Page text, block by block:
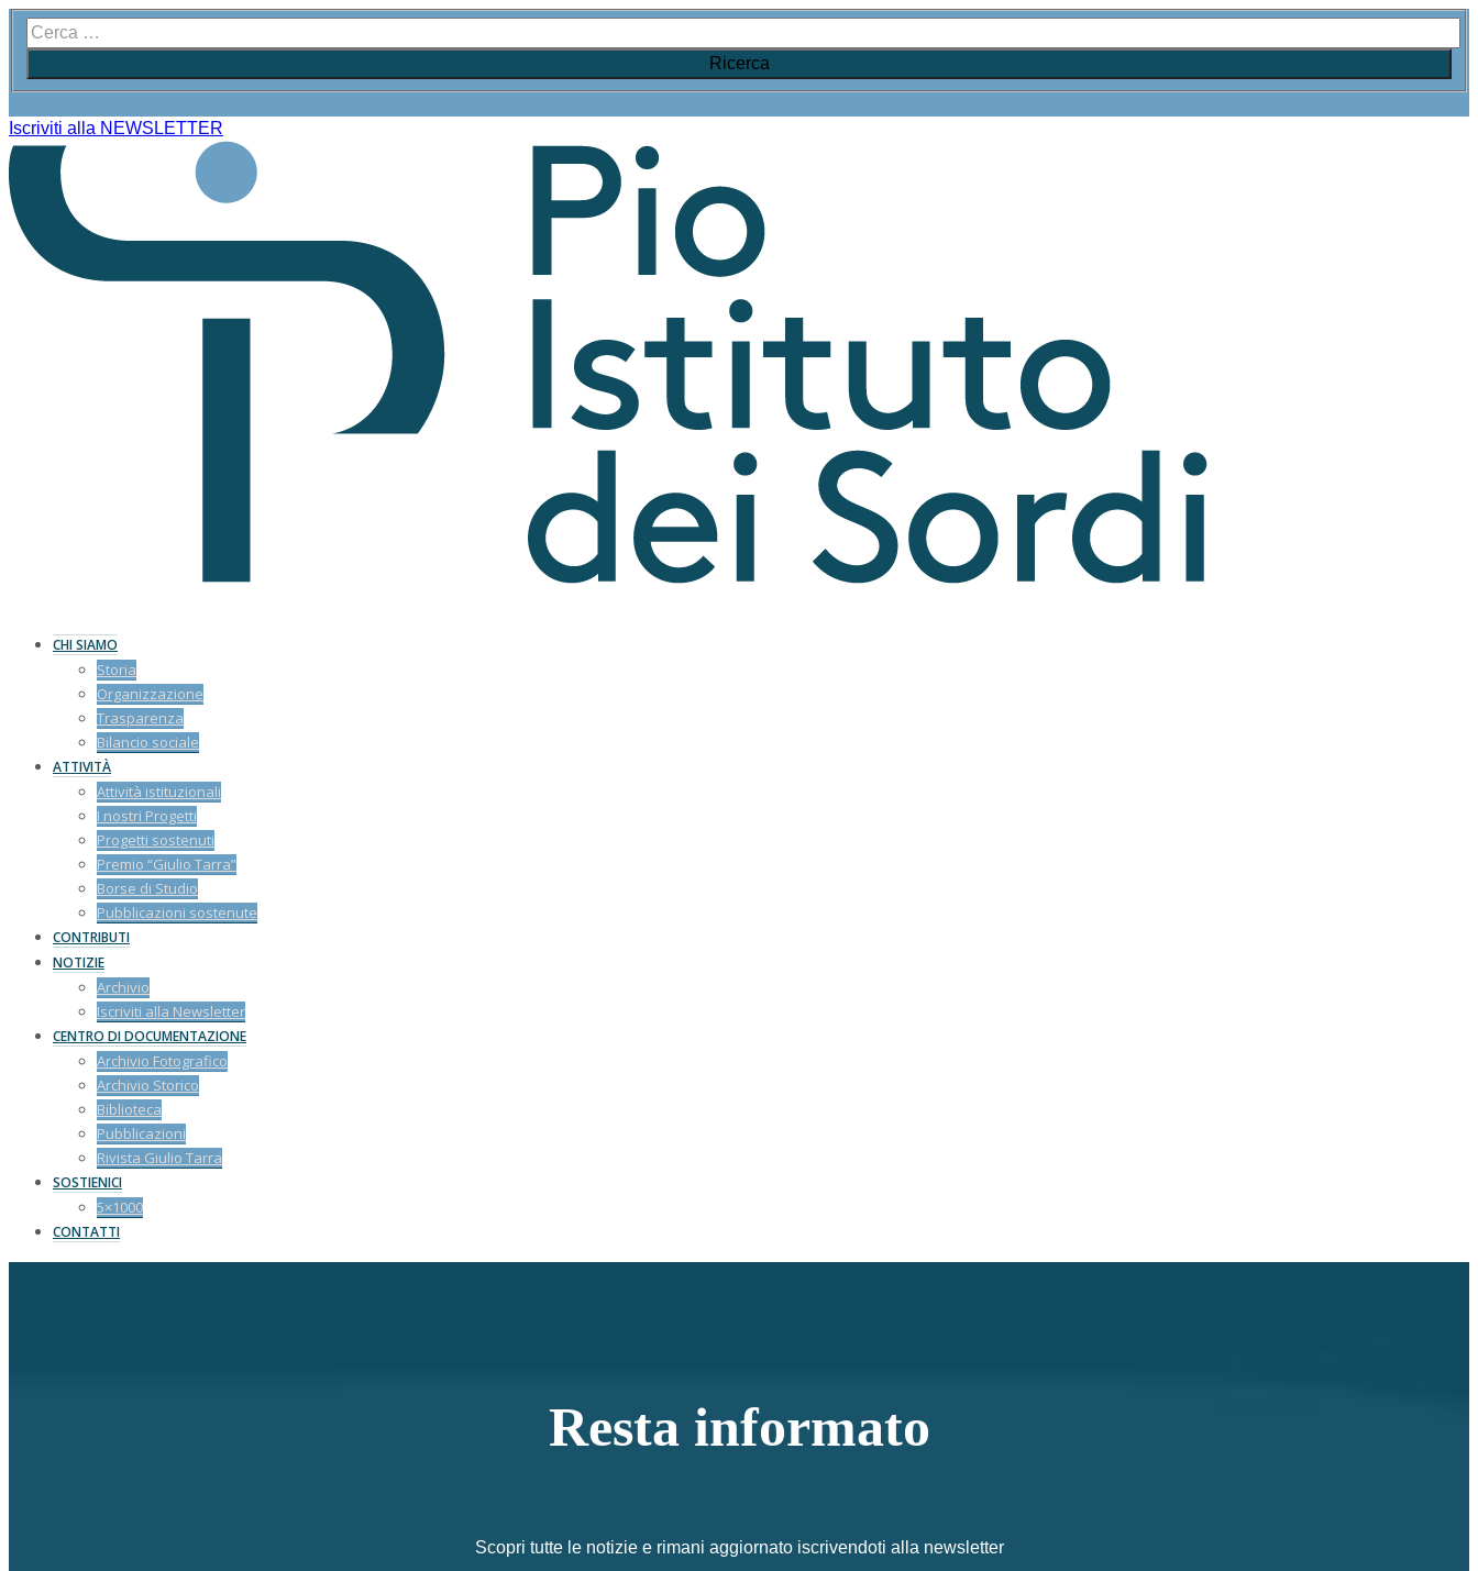
Iscriviti alla NEWSLETTER
CHI SIAMO
Storia
Organizzazione
Trasparenza
Bilancio sociale
ATTIVITÀ
Attività istituzionali
I nostri Progetti
Progetti sostenuti
Premio “Giulio Tarra”
Borse di Studio
Pubblicazioni sostenute
CONTRIBUTI
NOTIZIE
Archivio
Iscriviti alla Newsletter
CENTRO DI DOCUMENTAZIONE
Archivio Fotografico
Archivio Storico
Biblioteca
Pubblicazioni
Rivista Giulio Tarra
SOSTIENICI
5×1000
CONTATTI
Resta informato
Scopri tutte le notizie e rimani aggiornato iscrivendoti alla newsletter